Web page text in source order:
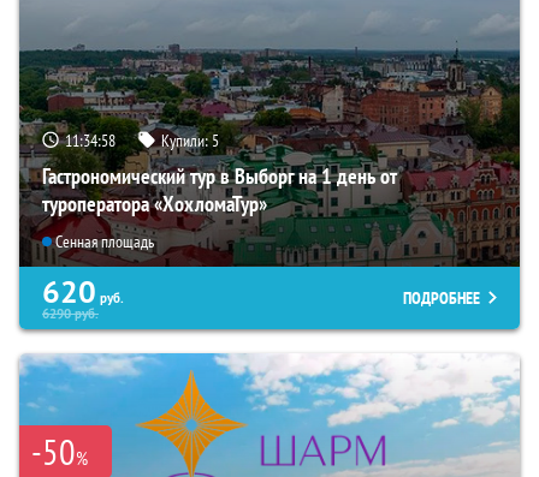
11:34:57 Купили:5
Гастрономический тур в Выборг на 1 день от
туроператора «ХохломаТур»
Сенная площадь
620 руб.
6290руб.
ПОДРОБНЕЕ
-50%